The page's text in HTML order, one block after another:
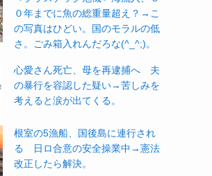
０年までに魚の総重量超え？→こ
の写真はひどい。国のモラルの低
さ。ごみ箱入れんだろな(^_^;)。
心愛さん死亡、母を再逮捕へ 夫
の暴行を容認した疑い→苦しみを
考えると涙が出てくる。
根室の5漁船、国後島に連行され
る 日ロ合意の安全操業中→憲法
改正したら解決。